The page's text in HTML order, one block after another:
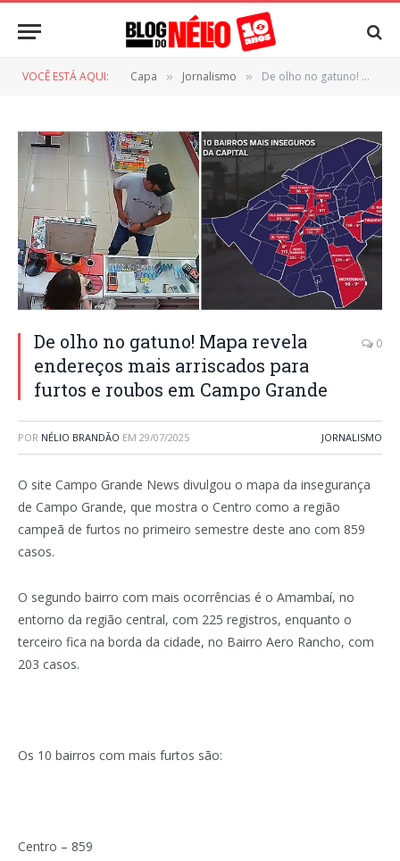
VOCÊ ESTÁ AQUI: Capa » Jornalismo » De olho no gatuno! Mapa revela endereços mais arriscados para furtos e roubos em Campo Grande
De olho no gatuno! Mapa revela
endereços mais arriscados para
furtos e roubos em Campo Grande
0
POR NÉLIO BRANDÃO EM 29/07/2025 JORNALISMO
O site Campo Grande News divulgou o mapa da insegurança
de Campo Grande, que mostra o Centro como a região
campeã de furtos no primeiro semestre deste ano com 859
casos.
O segundo bairro com mais ocorrências é o Amambaí, no
entorno da região central, com 225 registros, enquanto o
terceiro fica na borda da cidade, no Bairro Aero Rancho, com
203 casos.
Os 10 bairros com mais furtos são:
Centro – 859